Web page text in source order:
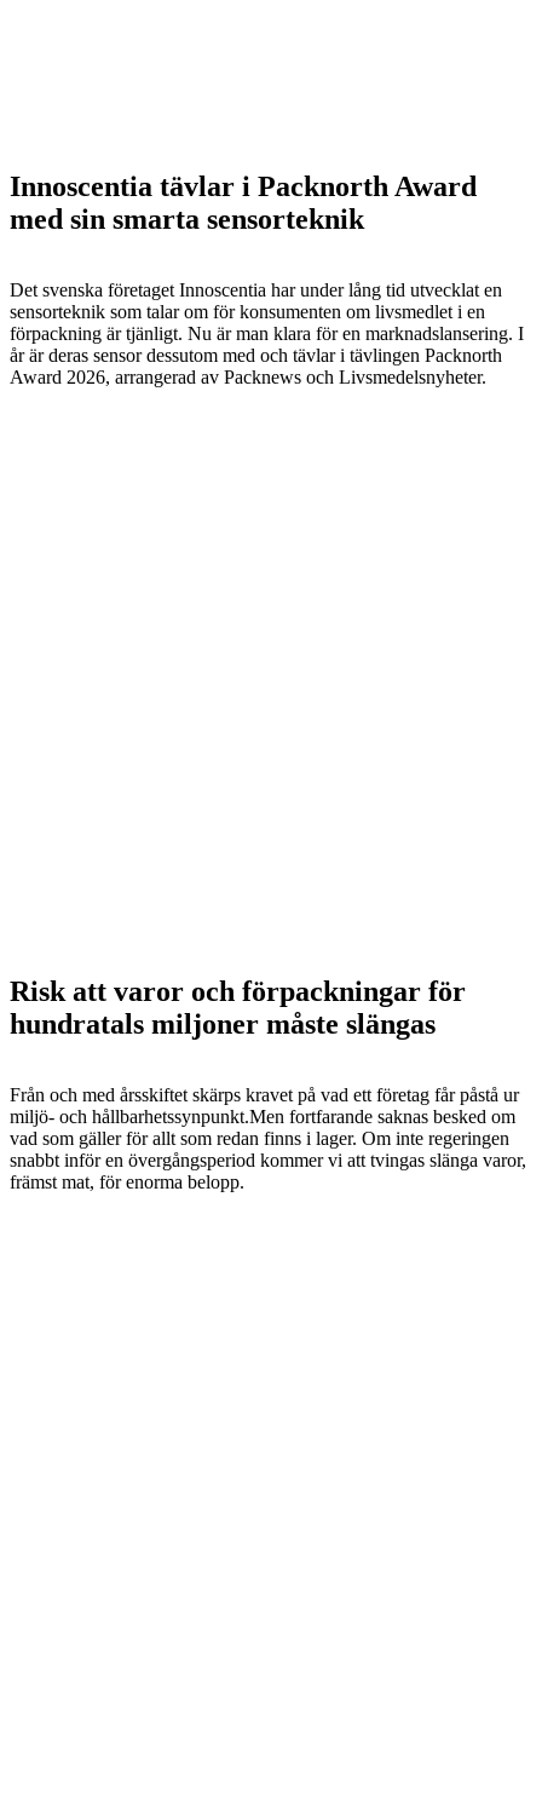
Innoscentia tävlar i Packnorth Award
med sin smarta sensorteknik
Det svenska företaget Innoscentia har under lång tid utvecklat en
sensorteknik som talar om för konsumenten om livsmedlet i en
förpackning är tjänligt. Nu är man klara för en marknadslansering. I
år är deras sensor dessutom med och tävlar i tävlingen Packnorth
Award 2026, arrangerad av Packnews och Livsmedelsnyheter.
Risk att varor och förpackningar för
hundratals miljoner måste slängas
Från och med årsskiftet skärps kravet på vad ett företag får påstå ur
miljö- och hållbarhetssynpunkt.Men fortfarande saknas besked om
vad som gäller för allt som redan finns i lager. Om inte regeringen
snabbt inför en övergångsperiod kommer vi att tvingas slänga varor,
främst mat, för enorma belopp.